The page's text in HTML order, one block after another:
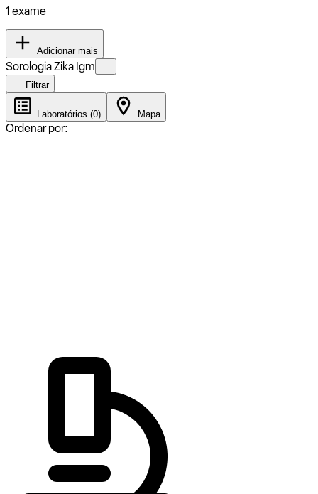
1 exame
Adicionar mais
Sorologia Zika Igm
Filtrar
Laboratórios (0) Mapa
Ordenar por: